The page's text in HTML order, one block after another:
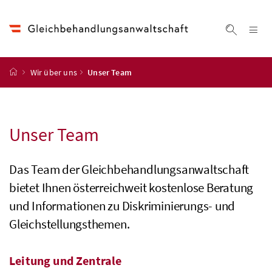
Startseite
Wir über uns Unser Team
Unser Team
Das Team der Gleichbehandlungsanwaltschaft
bietet Ihnen österreichweit kostenlose Beratung
und Informationen zu Diskriminierungs- und
Gleichstellungsthemen.
Leitung und Zentrale